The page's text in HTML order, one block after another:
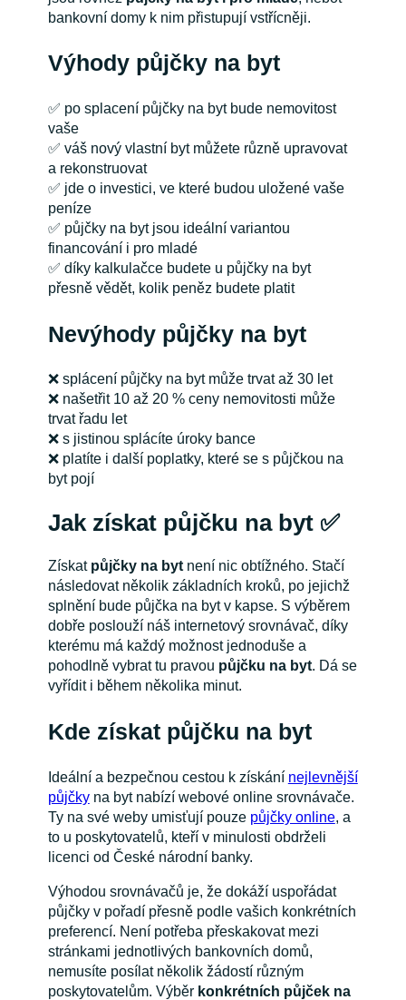
bankovní domy k nim přistupují vstřícněji.
Výhody půjčky na byt
✅ po splacení půjčky na byt bude nemovitost
vaše
✅ váš nový vlastní byt můžete různě upravovat
a rekonstruovat
✅ jde o investici, ve které budou uložené vaše
peníze
✅ půjčky na byt jsou ideální variantou
financování i pro mladé
✅ díky kalkulačce budete u půjčky na byt
přesně vědět, kolik peněz budete platit
Nevýhody půjčky na byt
❌ splácení půjčky na byt může trvat až 30 let
❌ našetřit 10 až 20 % ceny nemovitosti může
trvat řadu let
❌ s jistinou splácíte úroky bance
❌ platíte i další poplatky, které se s půjčkou na
byt pojí
Jak získat půjčku na byt ✅
Získat půjčky na bytnení nic obtížného. Stačí
následovat několik základních kroků, po jejichž
splnění bude půjčka na byt v kapse. S výběrem
dobře poslouží náš internetový srovnávač, díky
kterému má každý možnost jednoduše a
pohodlně vybrat tu pravou půjčku na byt. Dá se
vyřídit i během několika minut.
Kde získat půjčku na byt
Ideální a bezpečnou cestou k získání nejlevnější
půjčky na byt nabízí webové online srovnávače.
Ty na své weby umisťují pouze půjčky online, a
to u poskytovatelů, kteří v minulosti obdrželi
licenci od České národní banky.
Výhodou srovnávačů je, že dokáží uspořádat
půjčky v pořadí přesně podle vašich konkrétních
preferencí. Není potřeba přeskakovat mezi
stránkami jednotlivých bankovních domů,
nemusíte posílat několik žádostí různým
poskytovatelům. Výběr konkrétních půjček na